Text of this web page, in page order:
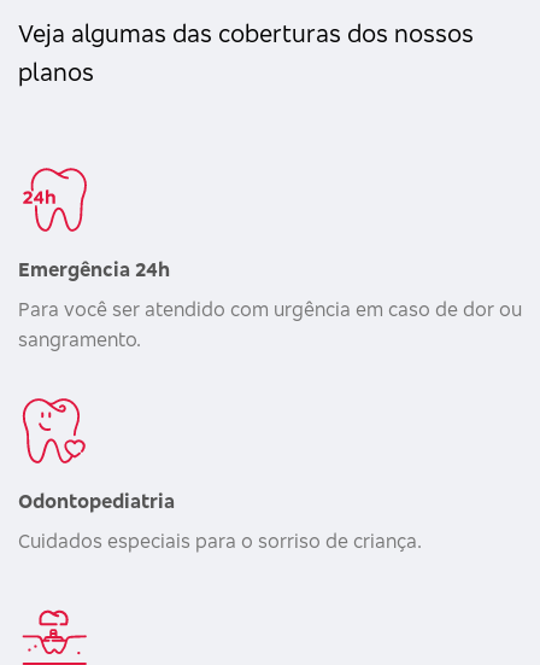
Veja algumas das coberturas dos nossos
planos
Emergência 24h
Para você ser atendido com urgência em caso de dor ou
sangramento.
Odontopediatria
Cuidados especiais para o sorriso de criança.